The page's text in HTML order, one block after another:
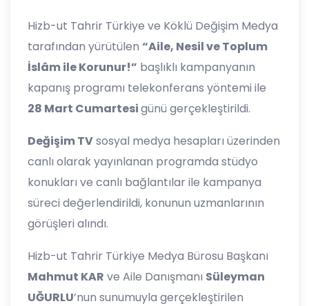
Hizb-ut Tahrir Türkiye ve Köklü Değişim Medya
tarafından yürütülen “Aile, Nesil ve Toplum
İslâm ile Korunur!” başlıklı kampanyanın
kapanış programı telekonferans yöntemi ile
28 Mart Cumartesigünü gerçekleştirildi.
Değişim TVsosyal medya hesapları üzerinden
canlı olarak yayınlanan programda stüdyo
konukları ve canlı bağlantılar ile kampanya
süreci değerlendirildi, konunun uzmanlarının
görüşleri alındı.
Hizb-ut Tahrir Türkiye Medya Bürosu Başkanı
Mahmut KAR ve Aile Danışmanı Süleyman
UĞURLU’nun sunumuyla gerçekleştirilen